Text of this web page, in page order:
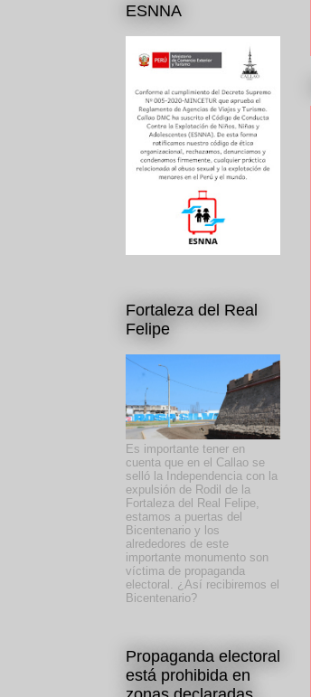
ESNNA
Fortaleza del Real
Felipe
Es importante tener en
cuenta que en el Callao se
selló la Independencia con la
expulsión de Rodil de la
Fortaleza del Real Felipe,
estamos a puertas del
Bicentenario y los
alrededores de este
importante monumento son
víctima de propaganda
electoral. ¿Así recibiremos el
Bicentenario?
Propaganda electoral
está prohibida en